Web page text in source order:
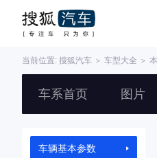
当前位置: 搜狐汽车 ＞ 车型大全 ＞
车系首页 图片
车辆基本参数